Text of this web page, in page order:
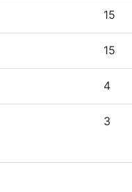
15
15
4
3